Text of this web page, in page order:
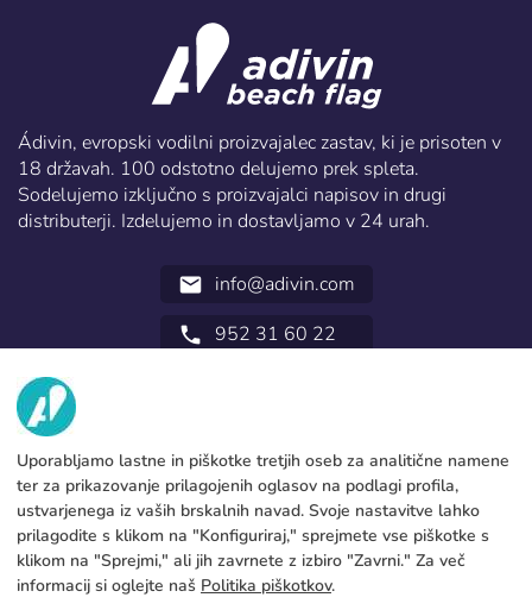
Ádivin, evropski vodilni proizvajalec zastav, ki je prisoten v
18 državah. 100 odstotno delujemo prek spleta.
Sodelujemo izključno s proizvajalci napisov in drugi
distributerji. Izdelujemo in dostavljamo v 24 urah.
email info@adivin.com
call 952 31 60 22
MI
Pišite na
Blog
Načini plačevanja
Proizvodnja in pošiljanje
FAQs
PRAVNE INFORMACIJE
Pravno obvestilo
Splošni pogoji
Pravilnik o piškotkih
Uporabljamo lastne in piškotke tretjih oseb za analitične namene
ter za prikazovanje prilagojenih oglasov na podlagi profila,
ustvarjenega iz vaših brskalnih navad. Svoje nastavitve lahko
prilagodite s klikom na "Konfiguriraj," sprejmete vse piškotke s
klikom na "Sprejmi," ali jih zavrnete z izbiro "Zavrni." Za več
informacij si oglejte naš Politika piškotkov.